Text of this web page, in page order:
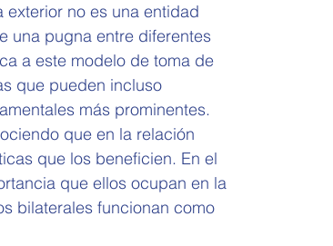
no es una entidad
una pugna entre diferentes
a este modelo de toma de
que pueden incluso
más prominentes.
que en la relación
que los beneficien. En el
que ellos ocupan en la
bilaterales funcionan como